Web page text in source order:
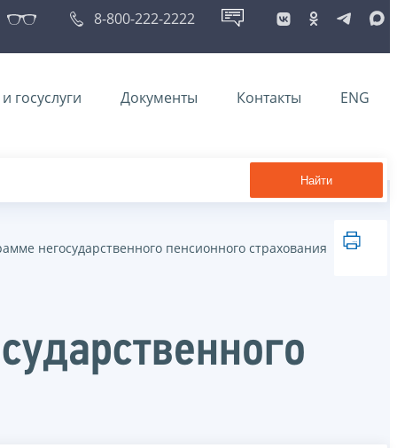
8-800-222-2222
госуслуги Документы Контакты ENG
Найти
негосударственного пенсионного страхования